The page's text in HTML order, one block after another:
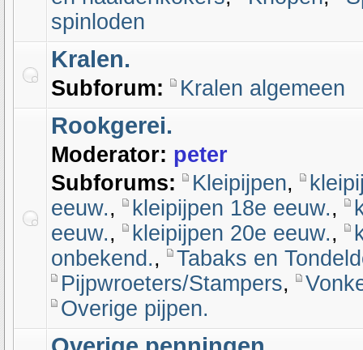
spinloden
Kralen.
Subforum: Kralen algemeen
Rookgerei.
Moderator: peter
Subforums:
Kleipijpen,
eeuw., kleipijpen 18e eeuw.,
eeuw., kleipijpen 20e eeuw.,
onbekend.,
Tabaks en
Pijpwroeters/Stampers,
Overige pijpen.